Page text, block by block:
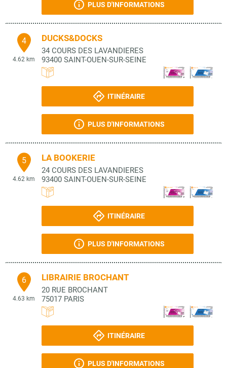
PLUS D'INFORMATIONS
4
4.62 km
DUCKS&DOCKS
34 COURS DES LAVANDIERES
93400 SAINT-OUEN-SUR-SEINE
ITINÉRAIRE
PLUS D'INFORMATIONS
5
4.62 km
LA BOOKERIE
24 COURS DES LAVANDIERES
93400 SAINT-OUEN-SUR-SEINE
ITINÉRAIRE
PLUS D'INFORMATIONS
6
4.63 km
LIBRAIRIE BROCHANT
20 RUE BROCHANT
75017 PARIS
ITINÉRAIRE
PLUS D'INFORMATIONS